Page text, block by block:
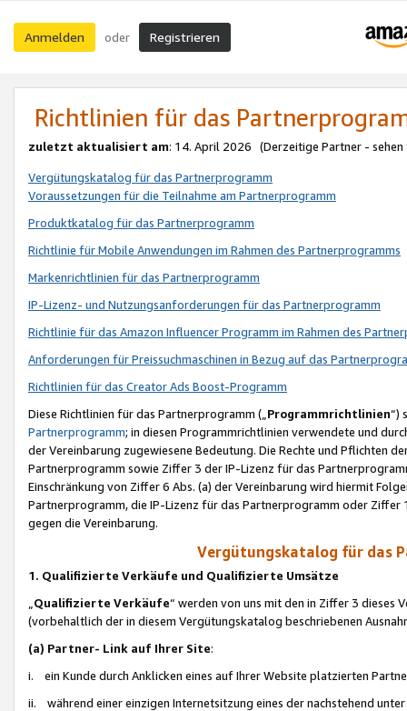
Anmelden oder Registrieren
Richtlinien für das
zuletzt aktualisiert am: 14. April 2026 (Derzeitige Partner - sehen
Vergütungskatalog für das Partnerprogramm
Voraussetzungen für die Teilnahme am Partnerprogramm
Produktkatalog für das Partnerprogramm
Richtlinie für Mobile Anwendungen im Rahmen des Partnerprogramms
Markenrichtlinien für das Partnerprogramm
IP-Lizenz- und Nutzungsanforderungen für das Partnerprogramm
Richtlinie für das Amazon Influencer Programm im Rahmen des
Anforderungen für Preissuchmaschinen in Bezug auf das
Richtlinien für das Creator Ads Boost-Programm
Diese Richtlinien für das Partnerprogramm („Programmrichtlinien“)
Partnerprogramm; in diesen Programmrichtlinien verwendete und
der Vereinbarung zugewiesene Bedeutung. Die Rechte und Pflichten
Partnerprogramm sowie Ziffer 3 der IP-Lizenz für das
Einschränkung von Ziffer 6 Abs. (a) der Vereinbarung wird hiermit
Partnerprogramm, die IP-Lizenz für das Partnerprogramm oder
gegen die Vereinbarung.
Vergütungskatalog für das
1. Qualifizierte Verkäufe und Qualifizierte Umsätze
Qualifizierte Verkäufe“ werden von uns mit den in Ziffer 3
(vorbehaltlich der in diesem Vergütungskatalog beschriebenen
(a) Partner- Link auf Ihrer Site:
i. ein Kunde durch Anklicken eines auf Ihrer Website platzierten
ii. während einer einzigen Internetsitzung eines der nachstehend